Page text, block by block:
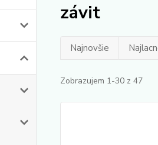
závit
Najnovšie
Zobrazujem 1-30 z 47